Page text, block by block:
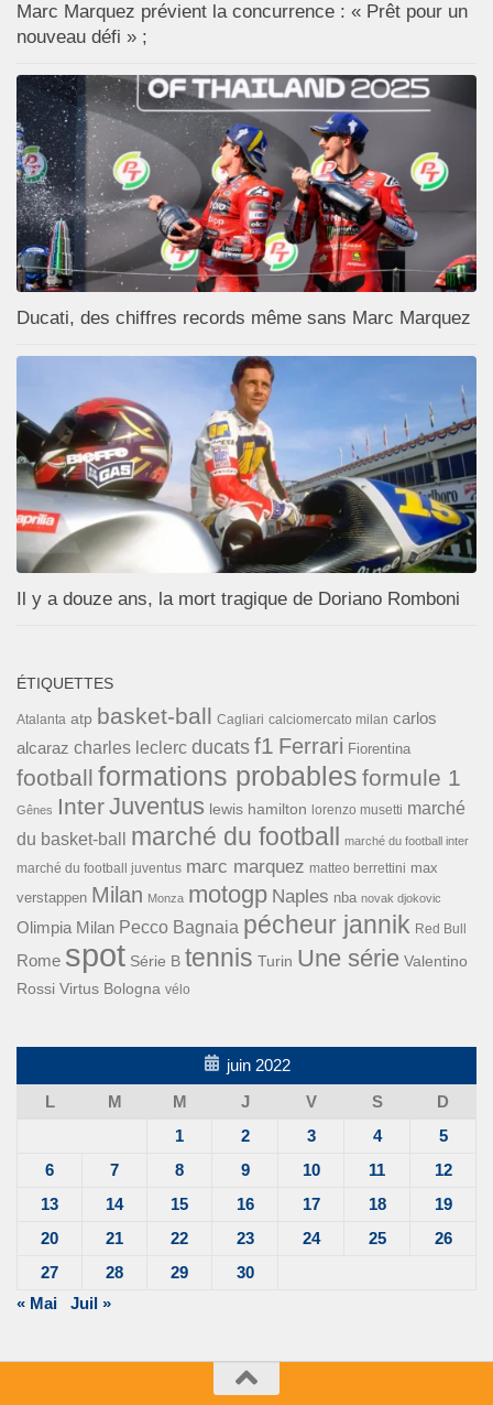
Marc Marquez prévient la concurrence : « Prêt pour un
nouveau défi » ;
Ducati, des chiffres records même sans Marc Marquez
Il y a douze ans, la mort tragique de Doriano Romboni
ÉTIQUETTES
Atalanta atp basket-ball Cagliari calciomercato milan carlos
alcaraz charles leclerc ducats f1 Ferrari Fiorentina
football formations probables formule 1
Gênes InterJuventus lewis hamilton lorenzo musetti marché
du basket-ball
marché du football marché du football inter
marché du football juventus marc marquez matteo berrettini max
verstappen Milan Monza motogp Naples nba novak djokovic
Olimpia Milan Pecco Bagnaia pécheur jannik Red Bull
Rome spot Série B tennis Turin Une série Valentino
Rossi Virtus Bologna vélo
juin 2022
L
M M J V S
D
1
2 3 4
5
6
7 8 9 10 11
12
13
14 15 16 17 18
19
20
21 22 23 24 25
26
27
28 29
30
« Mai
Juil »